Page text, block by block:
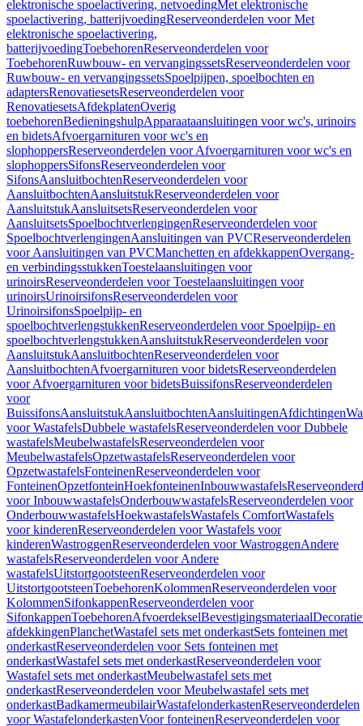
elektronische spoelactivering, netvoedingMet elektronische
spoelactivering, batterijvoedingReserveonderdelen voor Met
elektronische spoelactivering,
batterijvoedingToebehorenReserveonderdelen voor
ToebehorenRuwbouw- en vervangingssetsReserveonderdelen voor
Ruwbouw- en vervangingssetsSpoelpijpen, spoelbochten en
adaptersRenovatiesetsReserveonderdelen voor
RenovatiesetsAfdekplatenOverig
toebehorenBedieningshulpApparaataansluitingen voor wc's, urinoirs
en bidetsAfvoergarnituren voor wc's en
slophoppersReserveonderdelen voor Afvoergarnituren voor wc's en
slophoppersSifonsReserveonderdelen voor
SifonsAansluitbochtenReserveonderdelen voor
AansluitbochtenAansluitstukReserveonderdelen voor
AansluitstukAansluitsetsReserveonderdelen voor
AansluitsetsSpoelbochtverlengingenReserveonderdelen voor
SpoelbochtverlengingenAansluitingen van PVCReserveonderdelen
voor Aansluitingen van PVCManchetten en afdekkappenOvergang-
en verbindingsstukkenToestelaansluitingen voor
urinoirsReserveonderdelen voor Toestelaansluitingen voor
urinoirsUrinoirsifonsReserveonderdelen voor
UrinoirsifonsSpoelpijp- en
spoelbochtverlengstukkenReserveonderdelen voor Spoelpijp- en
spoelbochtverlengstukkenAansluitstukReserveonderdelen voor
AansluitstukAansluitbochtenReserveonderdelen voor
AansluitbochtenAfvoergarnituren voor bidetsReserveonderdelen
voor Afvoergarnituren voor bidetsBuissifonsReserveonderdelen
voor
BuissifonsAansluitstukAansluitbochtenAansluitingenAfdichtingen
voor WastafelsDubbele wastafelsReserveonderdelen voor Dubbele
wastafelsMeubelwastafelsReserveonderdelen voor
MeubelwastafelsOpzetwastafelsReserveonderdelen voor
OpzetwastafelsFonteinenReserveonderdelen voor
FonteinenOpzetfonteinHoekfonteinenInbouwwastafels
voor InbouwwastafelsOnderbouwwastafelsReserveonderdelen voor
OnderbouwwastafelsHoekwastafelsWastafels ComfortWastafels
voor kinderenReserveonderdelen voor Wastafels voor
kinderenWastroggenReserveonderdelen voor WastroggenAndere
wastafelsReserveonderdelen voor Andere
wastafelsUitstortgootsteenReserveonderdelen voor
UitstortgootsteenToebehorenKolommenReserveonderdelen voor
KolommenSifonkappenReserveonderdelen voor
SifonkappenToebehorenAfvoerdekselBevestigingsmateriaal
afdekkingenPlanchetWastafel sets met onderkastSets fonteinen met
onderkastReserveonderdelen voor Sets fonteinen met
onderkastWastafel sets met onderkastReserveonderdelen voor
Wastafel sets met onderkastMeubelwastafel sets met
onderkastReserveonderdelen voor Meubelwastafel sets met
onderkastBadkamermeubilairWastafelonderkastenReserveonderdelen
voor WastafelonderkastenVoor fonteinenReserveonderdelen voor